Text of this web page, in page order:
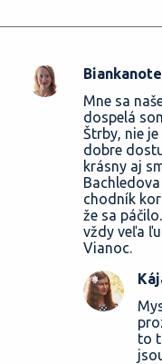
K
Mne sa
dospelá
Štrby, nie
dobre
krásny aj
chodník
že sa
vždy veľa
Vianoc.
to